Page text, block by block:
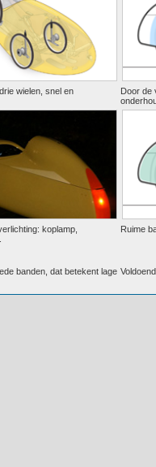
wielen, snel en
Door de
koplamp,
Ruime
banden, dat betekent lage